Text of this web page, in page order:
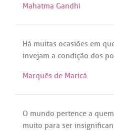
Mahatma Gandhi
Há muitas ocasiões em
invejam a condição dos
Marquês de Maricá
O mundo pertence a quem
muito para ser